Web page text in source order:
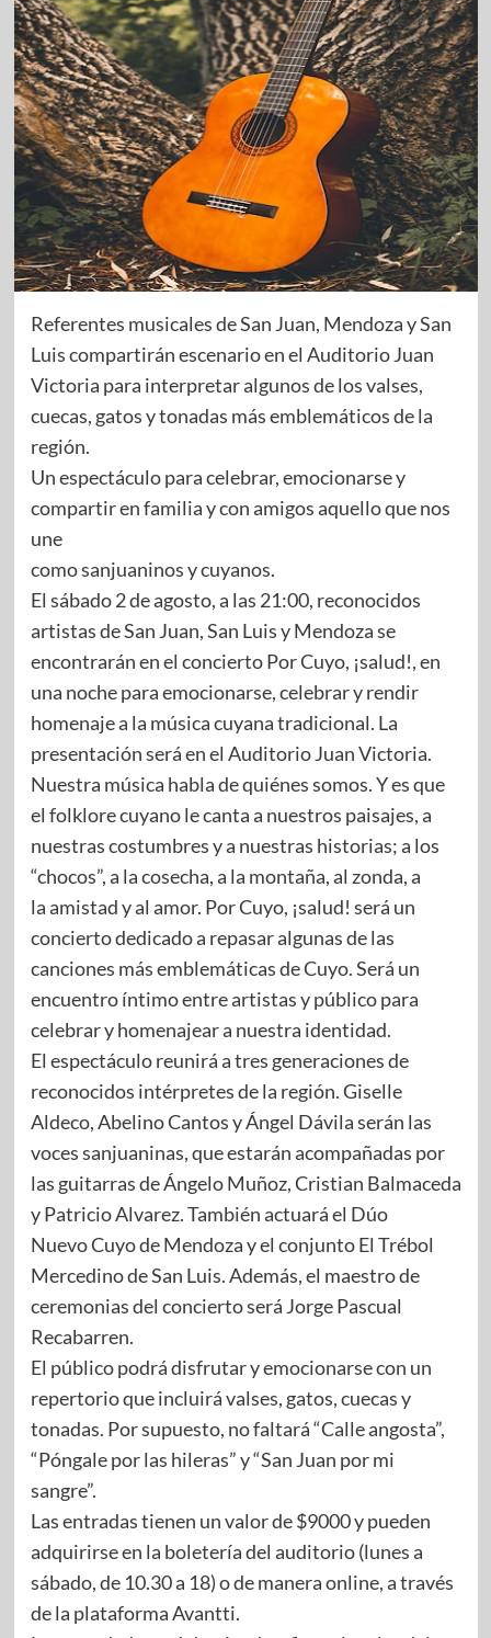
Referentes musicales de San Juan, Mendoza y San
Luis compartirán escenario en el Auditorio Juan
Victoria para interpretar algunos de los valses,
cuecas, gatos y tonadas más emblemáticos de la
región.
Un espectáculo para celebrar, emocionarse y
compartir en familia y con amigos aquello que nos
une
como sanjuaninos y cuyanos.
El sábado 2 de agosto, a las 21:00, reconocidos
artistas de San Juan, San Luis y Mendoza se
encontrarán en el concierto Por Cuyo, ¡salud!, en
una noche para emocionarse, celebrar y rendir
homenaje a la música cuyana tradicional. La
presentación será en el Auditorio Juan Victoria.
Nuestra música habla de quiénes somos. Y es que
el folklore cuyano le canta a nuestros paisajes, a
nuestras costumbres y a nuestras historias; a los
“chocos”, a la cosecha, a la montaña, al zonda, a
la amistad y al amor. Por Cuyo, ¡salud! será un
concierto dedicado a repasar algunas de las
canciones más emblemáticas de Cuyo. Será un
encuentro íntimo entre artistas y público para
celebrar y homenajear a nuestra identidad.
El espectáculo reunirá a tres generaciones de
reconocidos intérpretes de la región. Giselle
Aldeco, Abelino Cantos y Ángel Dávila serán las
voces sanjuaninas, que estarán acompañadas por
las guitarras de Ángelo Muñoz, Cristian Balmaceda
y Patricio Alvarez. También actuará el Dúo
Nuevo Cuyo de Mendoza y el conjunto El Trébol
Mercedino de San Luis. Además, el maestro de
ceremonias del concierto será Jorge Pascual
Recabarren.
El público podrá disfrutar y emocionarse con un
repertorio que incluirá valses, gatos, cuecas y
tonadas. Por supuesto, no faltará “Calle angosta”,
“Póngale por las hileras” y “San Juan por mi
sangre”.
Las entradas tienen un valor de $9000 y pueden
adquirirse en la boletería del auditorio (lunes a
sábado, de 10.30 a 18) o de manera online, a través
de la plataforma Avantti.